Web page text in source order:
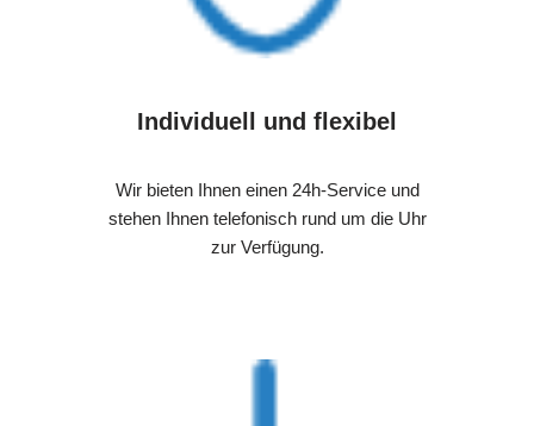
Individuell und flexibel
Wir bieten Ihnen einen 24h-Service und
stehen Ihnen telefonisch rund um die Uhr
zur Verfügung.